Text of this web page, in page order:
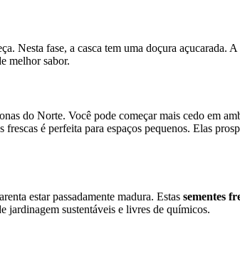
Nesta fase, a casca tem uma doçura açucarada.
melhor sabor.
do Norte. Você pode começar mais cedo em
frescas é perfeita para espaços pequenos. Elas
estar passadamente madura. Estas sementes
jardinagem sustentáveis e livres de químicos.